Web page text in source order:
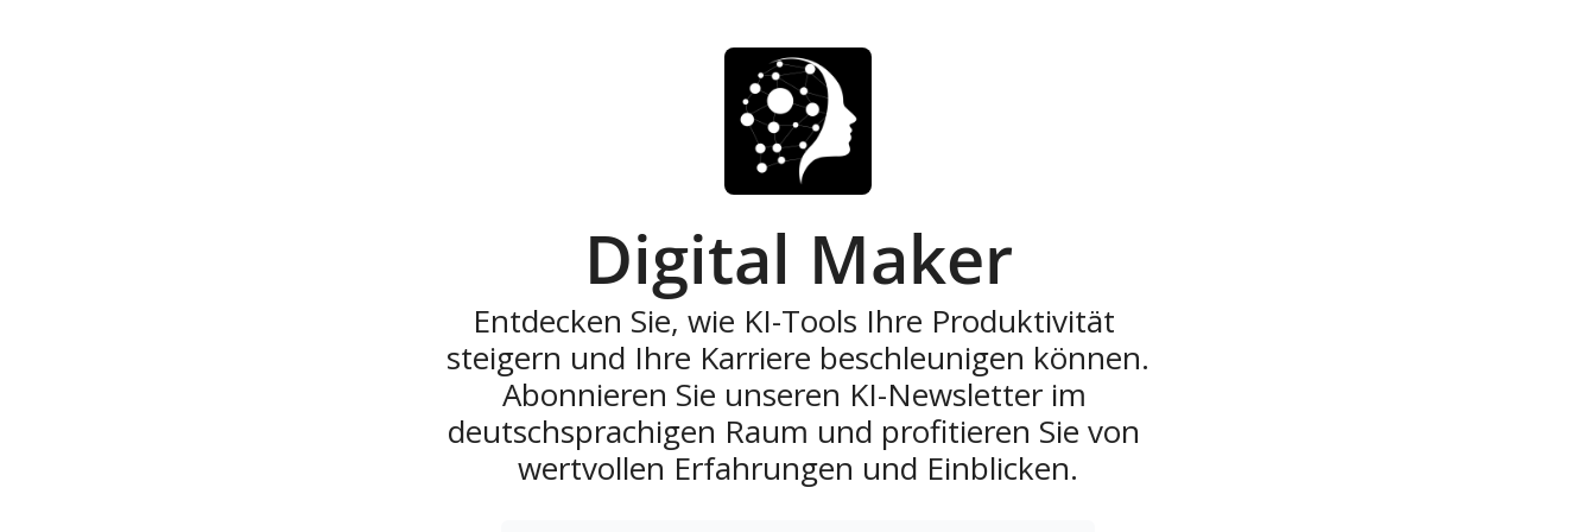
Digital Maker
Entdecken Sie, wie KI-Tools Ihre Produktivität
steigern und Ihre Karriere beschleunigen können.
Abonnieren Sie unseren KI-Newsletter im
deutschsprachigen Raum und profitieren Sie von
wertvollen Erfahrungen und Einblicken.